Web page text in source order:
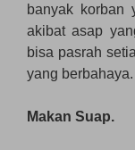
banyak korban
akibat asap
bisa pasrah
yang berbahaya.
Makan Suap.